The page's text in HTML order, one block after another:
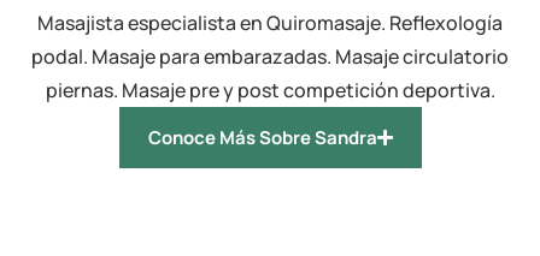
Masajista especialista en Quiromasaje. Reflexología
podal. Masaje para embarazadas. Masaje circulatorio
piernas. Masaje pre y post competición deportiva.
Conoce Más Sobre Sandra